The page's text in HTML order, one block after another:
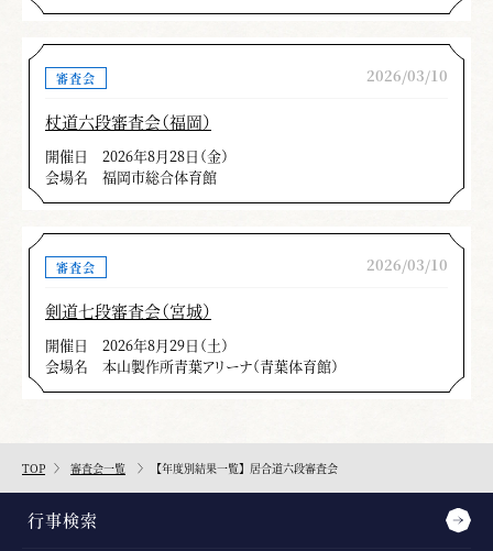
審査会 2026/03/10
杖道六段審査会（福岡）
開催日
2026年8月28日（金）
会場名
福岡市総合体育館
審査会 2026/03/10
剣道七段審査会（宮城）
開催日
2026年8月29日（土）
会場名
本山製作所青葉アリーナ（青葉体育館）
TOP 審査会一覧 【年度別結果一覧】居合道六段審査会
行事検索